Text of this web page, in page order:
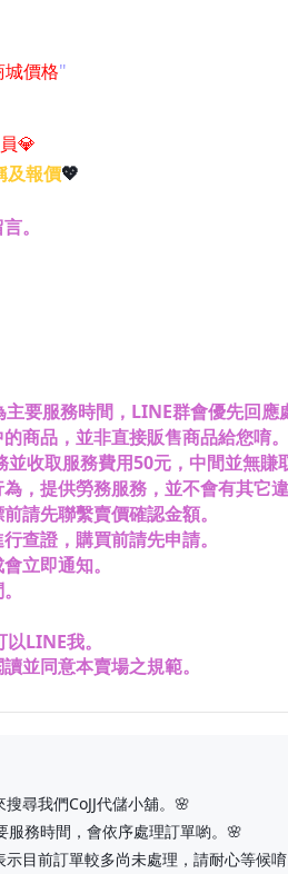
城價格"
💎
及報價💖
。
要服務時間，LINE群會優先回應
商品，並非直接販售商品給您唷。
並收取服務費用50元，中間並無
，提供勞務服務，並不會有其它
請先聯繫賣價確認金額。
查證，購買前請先申請。
立即通知。
。
以LINE我。
並同意本賣場之規範。
尋我們CoJJ代儲小舖。🌸
務時間，會依序處理訂單喲。🌸
目前訂單較多尚未處理，請耐心等候